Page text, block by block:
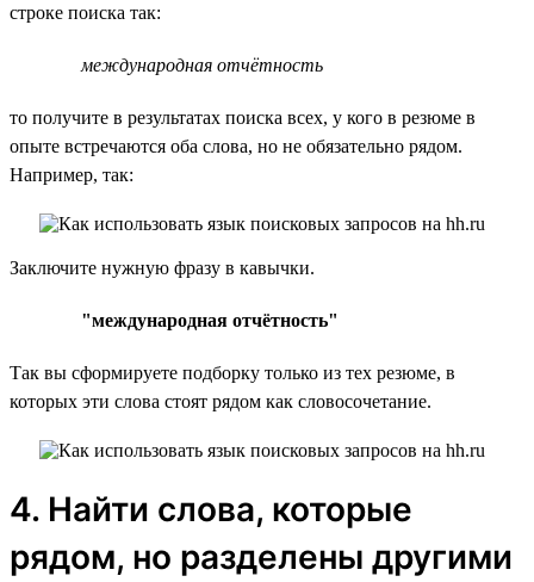
строке поиска так:
международная отчётность
то получите в результатах поиска всех, у кого в резюме в
опыте встречаются оба слова, но не обязательно рядом.
Например, так:
Заключите нужную фразу в кавычки.
"международная отчётность"
Так вы сформируете подборку только из тех резюме, в
которых эти слова стоят рядом как словосочетание.
4. Найти слова, которые
рядом, но разделены другими